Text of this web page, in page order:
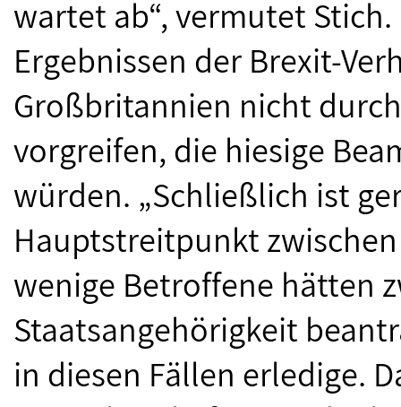
wartet ab“, vermutet
Ergebnissen der Brexit-
Großbritannien nicht
vorgreifen, die hiesige
würden. „Schließlich ist
Hauptstreitpunkt
wenige Betroffene hätten
Staatsangehörigkeit
in diesen Fällen erledige.